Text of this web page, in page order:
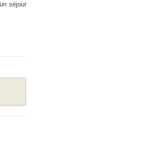
séjour